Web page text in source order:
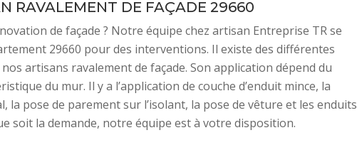
RAVALEMENT DE FAÇADE 29660
de façade ? Notre équipe chez artisan Entreprise TR se
29660 pour des interventions. Il existe des différentes
artisans ravalement de façade. Son application dépend du
du mur. Il y a l’application de couche d’enduit mince, la
la pose de parement sur l’isolant, la pose de vêture et les enduits
soit la demande, notre équipe est à votre disposition.